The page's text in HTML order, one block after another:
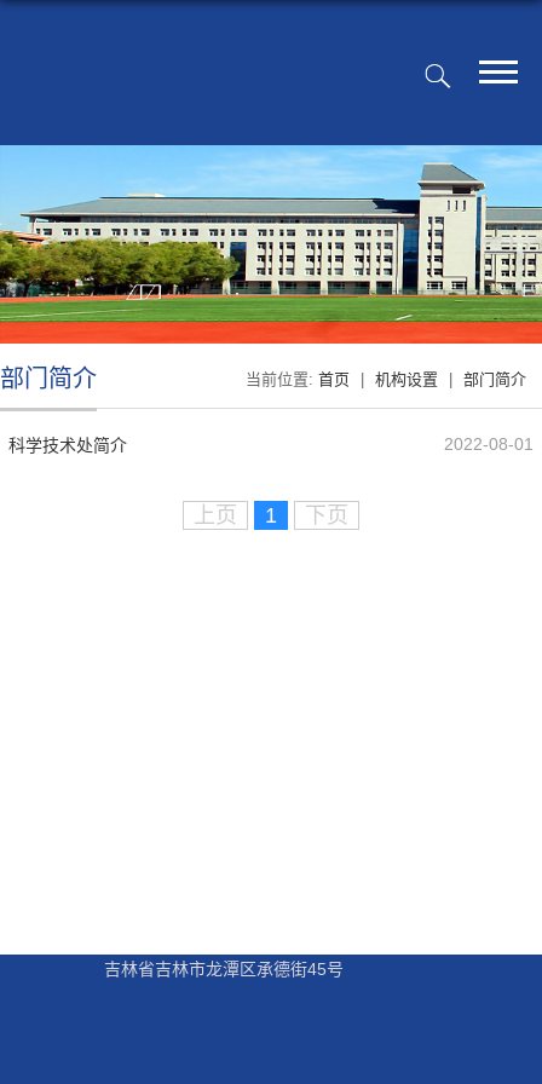
当前位置: 首页 机构设置 部门简介
部门简介
科学技术处简介 2022-08-01
上页 1 下页
吉林省吉林市龙潭区承德街45号